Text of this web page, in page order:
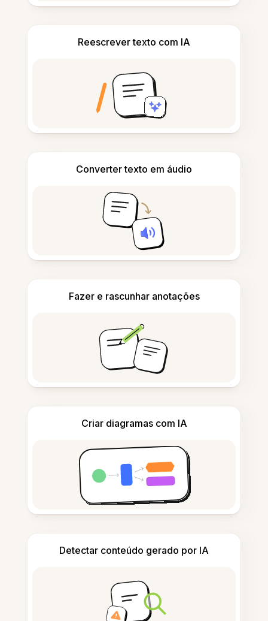
Reescrever texto com IA
Converter texto em áudio
Fazer e rascunhar anotações
Criar diagramas com IA
Detectar conteúdo gerado por IA